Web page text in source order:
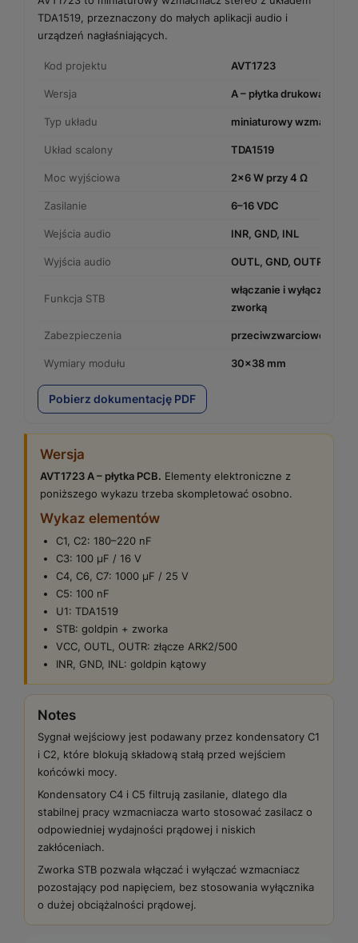
TDA1519, przeznaczony do małych aplikacji audio i
urządzeń nagłaśniających.
Kod projektu AVT1723
Wersja A – płytka drukowana
Typ układu miniaturowy
Układ scalony TDA1519
Moc wyjściowa 2×6 W przy 4 Ω
Zasilanie 6–16 VDC
Wejścia audio INR, GND, INL
Wyjścia audio OUTL, GND, OUTR
Funkcja STB
włączanie i wyłączanie
zworką
Zabezpieczenia przeciwzwarciowe i
Wymiary modułu 30×38 mm
Pobierz dokumentację PDF
Wersja
AVT1723 A – płytka PCB. Elementy elektroniczne z
poniższego wykazu trzeba skompletować osobno.
Wykaz elementów
C1, C2: 180–220 nF
C3: 100 µF / 16 V
C4, C6, C7: 1000 µF / 25 V
C5: 100 nF
U1: TDA1519
STB: goldpin + zworka
VCC, OUTL, OUTR: złącze ARK2/500
INR, GND, INL: goldpin kątowy
Notes
Sygnał wejściowy jest podawany przez kondensatory C1
i C2, które blokują składową stałą przed wejściem
końcówki mocy.
Kondensatory C4 i C5 filtrują zasilanie, dlatego dla
stabilnej pracy wzmacniacza warto stosować zasilacz o
odpowiedniej wydajności prądowej i niskich
zakłóceniach.
Zworka STB pozwala włączać i wyłączać wzmacniacz
pozostający pod napięciem, bez stosowania wyłącznika
o dużej obciążalności prądowej.